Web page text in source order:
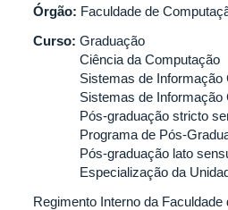
Órgão: Faculdade de
Curso: Graduação
Ciência da Computação
Sistemas de
Sistemas de
Pós-graduação stricto
Programa de Pós-
Pós-graduação lato
Especialização da
Regimento Interno da